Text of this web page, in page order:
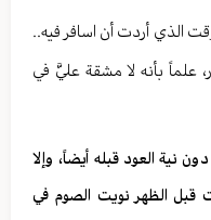
الذي أردت أن اسافر فيه..
علماً بأنه لا مشقة عليَّ في
نية العود قبله أيضاً، وإلا
قبل الظهر نويت الصوم في